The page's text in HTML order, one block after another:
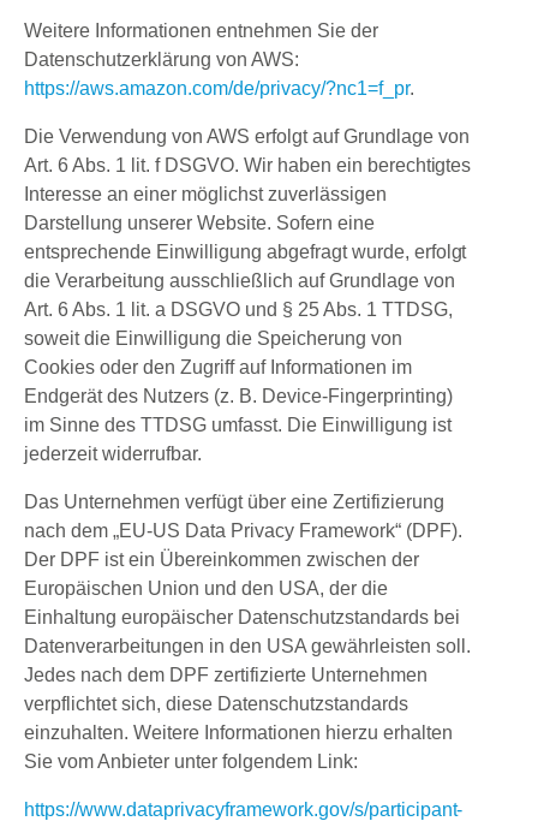
Weitere Informationen entnehmen Sie der
Datenschutzerklärung von AWS:
https://aws.amazon.com/de/privacy/?nc1=f_pr.
Die Verwendung von AWS erfolgt auf Grundlage von
Art. 6 Abs. 1 lit. f DSGVO. Wir haben ein berechtigtes
Interesse an einer möglichst zuverlässigen
Darstellung unserer Website. Sofern eine
entsprechende Einwilligung abgefragt wurde, erfolgt
die Verarbeitung ausschließlich auf Grundlage von
Art. 6 Abs. 1 lit. a DSGVO und § 25 Abs. 1 TTDSG,
soweit die Einwilligung die Speicherung von
Cookies oder den Zugriff auf Informationen im
Endgerät des Nutzers (z. B. Device-Fingerprinting)
im Sinne des TTDSG umfasst. Die Einwilligung ist
jederzeit widerrufbar.
Das Unternehmen verfügt über eine Zertifizierung
nach dem „EU-US Data Privacy Framework“ (DPF).
Der DPF ist ein Übereinkommen zwischen der
Europäischen Union und den USA, der die
Einhaltung europäischer Datenschutzstandards bei
Datenverarbeitungen in den USA gewährleisten soll.
Jedes nach dem DPF zertifizierte Unternehmen
verpflichtet sich, diese Datenschutzstandards
einzuhalten. Weitere Informationen hierzu erhalten
Sie vom Anbieter unter folgendem Link:
https://www.dataprivacyframework.gov/s/participant-